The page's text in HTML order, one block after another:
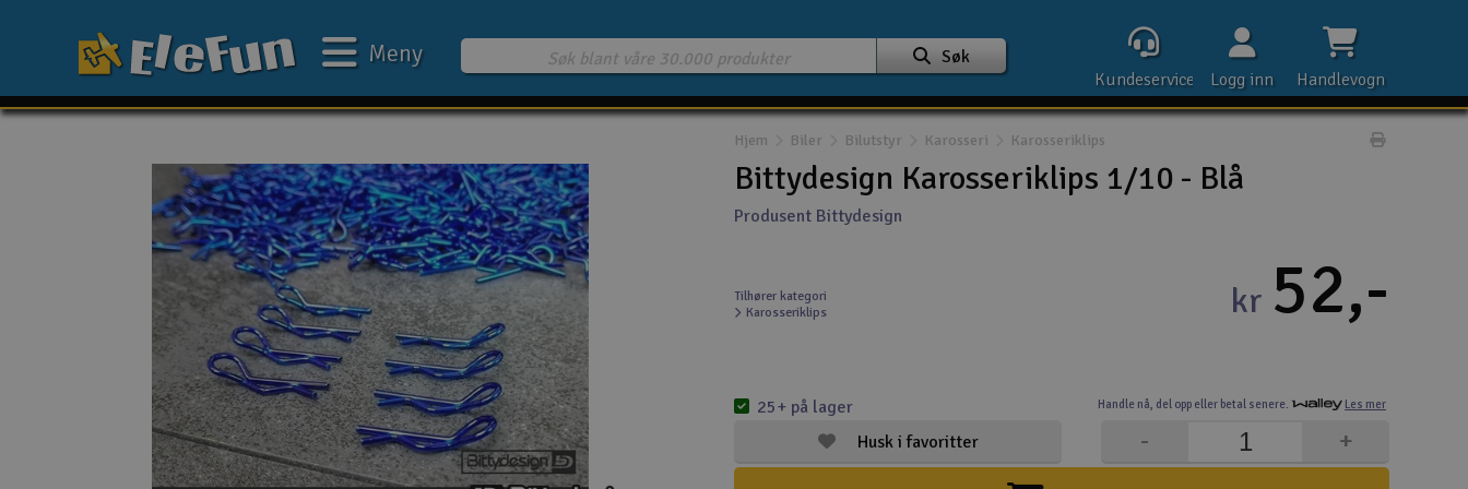
Outlet
Mine favoritter
Gavekort
3D-print
Batteri & ladere
Bilbane
Biler
Båter
Søk
Meny
Handlevogn
Logg inn
Kundeservice
Hjem Biler Bilutstyr Karosseri Karosseriklips
Bittydesign Karosseriklips 1/10 - Blå
Produsent Bittydesign
Tilhører kategori
Karosseriklips
Handle nå, del opp eller betal senere. Les mer
kr 52,-
+
-
Husk i favoritter
25+ på lager